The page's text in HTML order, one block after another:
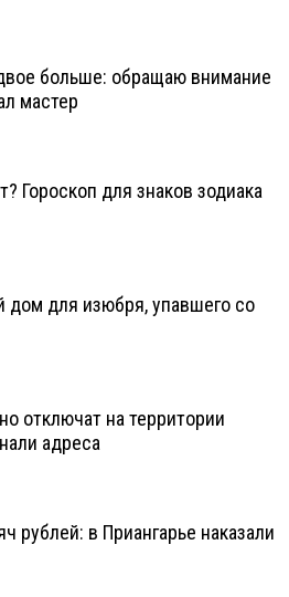
больше: обращаю внимание
мастер
Гороскоп для знаков зодиака
дом для изюбря, упавшего со
отключат на территории
адреса
рублей: в Приангарье наказали